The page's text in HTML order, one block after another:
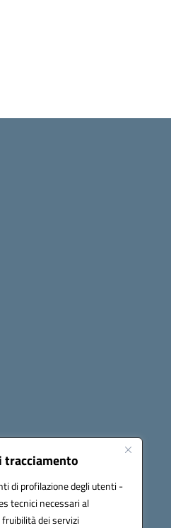
di profilazione degli utenti -
tecnici necessari al
dei servizi